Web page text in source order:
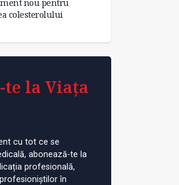
nou pentru
colesterolului
te la Viața
cu tot ce se
abonează-te la
profesională,
în